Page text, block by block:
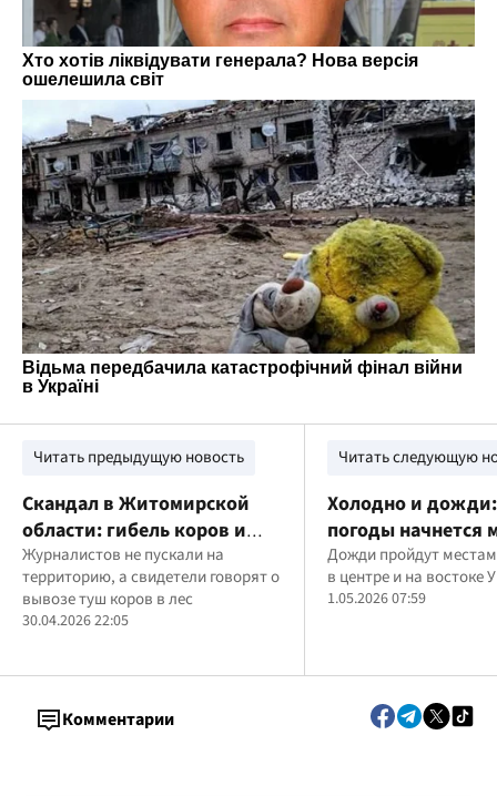
Читать предыдущую новость
Скандал в Житомирской
области: гибель коров и
подозрения в сокрытии
фактов на госпредприятии
"Рыхальское"
Журналистов не пускали на
территорию, а свидетели говорят о
вывозе туш коров в лес
30.04.2026 22:05
Читать следующую
Холодно и
погоды начнется
Дожди пройдут
в центре и на востоке
1.05.2026 07:59
Комментарии